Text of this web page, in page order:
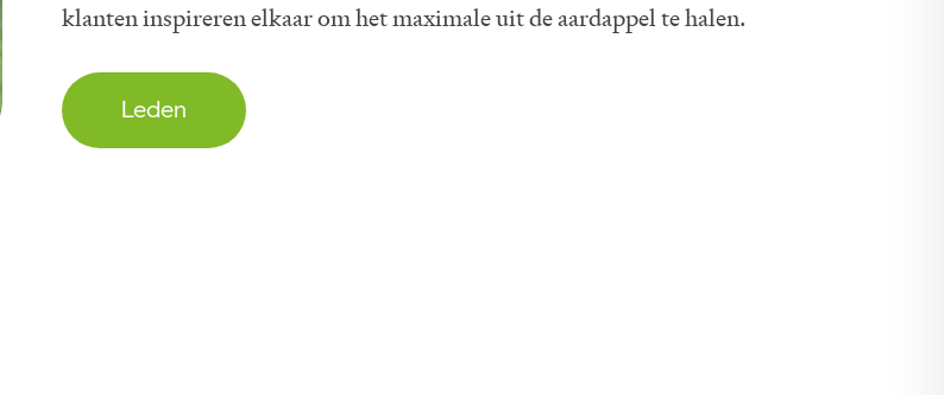
klanten inspireren elkaar om het maximale uit de aardappel te halen.
Leden